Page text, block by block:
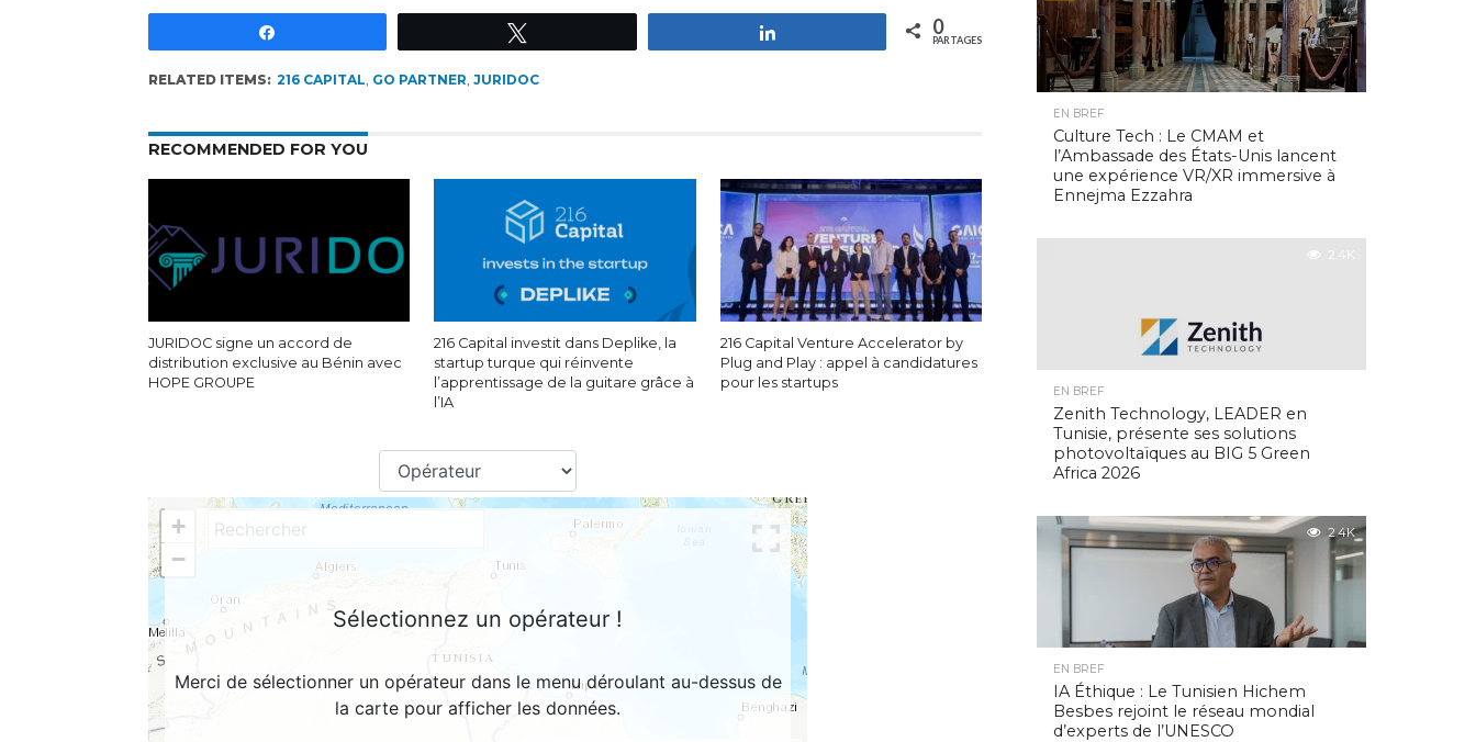
0
PARTAGES
RELATED ITEMS: 216 CAPITAL GO PARTNER JURIDOC
RECOMMENDED FOR YOU
JURIDOC signe un accord de
distribution exclusive au Bénin avec
HOPE GROUPE
216 Capital investit dans Deplike, la
startup turque qui réinvente
l’apprentissage de la guitare grâce à
l’IA
216 Capital Venture Accelerator by
Plug and Play : appel à candidatures
pour les startups
EN BREF
Culture Tech : Le CMAM et
l’Ambassade des États-Unis lancent
une expérience VR/XR immersive à
Ennejma Ezzahra
2.4K
EN BREF
Zenith Technology, LEADER en
Tunisie, présente ses solutions
photovoltaïques au BIG 5 Green
Africa 2026
2.4K
EN BREF
IA Éthique : Le Tunisien Hichem
Besbes rejoint le réseau mondial
d’experts de l’UNESCO